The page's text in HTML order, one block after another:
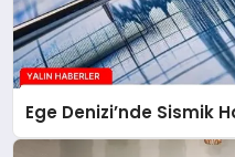
Ege Denizi’nde Sismik